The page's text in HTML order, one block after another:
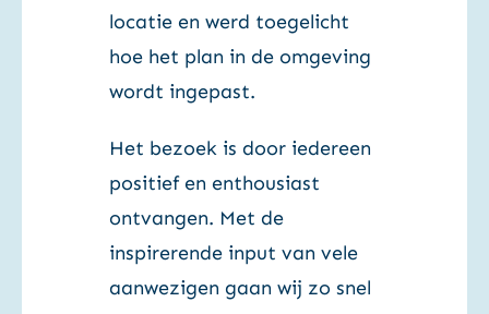
locatie en werd toegelicht
hoe het plan in de omgeving
wordt ingepast.
Het bezoek is door iedereen
positief en enthousiast
ontvangen. Met de
inspirerende input van vele
aanwezigen gaan wij zo snel